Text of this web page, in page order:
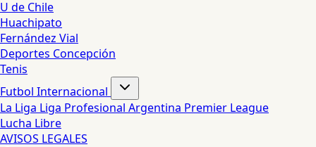
U de Chile
Huachipato
Fernández Vial
Deportes Concepción
Tenis
Futbol Internacional
La Liga Liga Profesional Argentina Premier League
Lucha Libre
AVISOS LEGALES